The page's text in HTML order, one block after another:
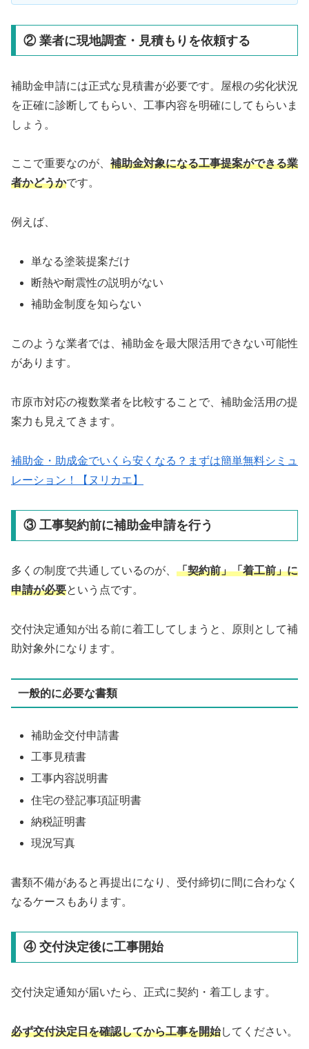
② 業者に現地調査・見積もりを依頼する
補助金申請には正式な見積書が必要です。屋根の劣化状況
を正確に診断してもらい、工事内容を明確にしてもらいま
しょう。
ここで重要なのが、 補助金対象になる工事提案ができる業
者かどうかです。
例えば、
単なる塗装提案だけ
断熱や耐震性の説明がない
補助金制度を知らない
このような業者では、補助金を最大限活用できない可能性
があります。
市原市対応の複数業者を比較することで、補助金活用の提
案力も見えてきます。
補助金・助成金でいくら安くなる？まずは簡単無料シミュ
レーション！【ヌリカエ】
③ 工事契約前に補助金申請を行う
多くの制度で共通しているのが、 「契約前」「着工前」に
申請が必要という点です。
交付決定通知が出る前に着工してしまうと、原則として補
助対象外になります。
一般的に必要な書類
補助金交付申請書
工事見積書
工事内容説明書
住宅の登記事項証明書
納税証明書
現況写真
書類不備があると再提出になり、受付締切に間に合わなく
なるケースもあります。
④ 交付決定後に工事開始
交付決定通知が届いたら、正式に契約・着工します。
必ず交付決定日を確認してから工事を開始してください。